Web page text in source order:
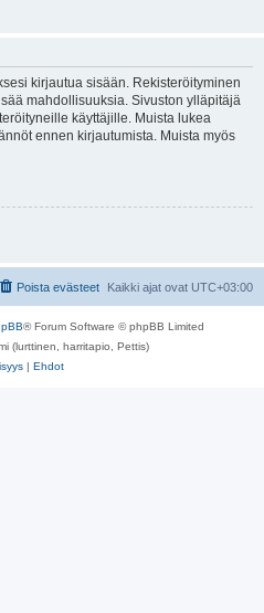
kirjautua sisään. Rekisteröityminen
mahdollisuuksia. Sivuston ylläpitäjä
käyttäjille. Muista lukea
ennen kirjautumista. Muista myös
Kaikki ajat ovat UTC+03:00
Poista evästeet
® Forum Software © phpBB Limited
(lurttinen, harritapio, Pettis)
| Ehdot